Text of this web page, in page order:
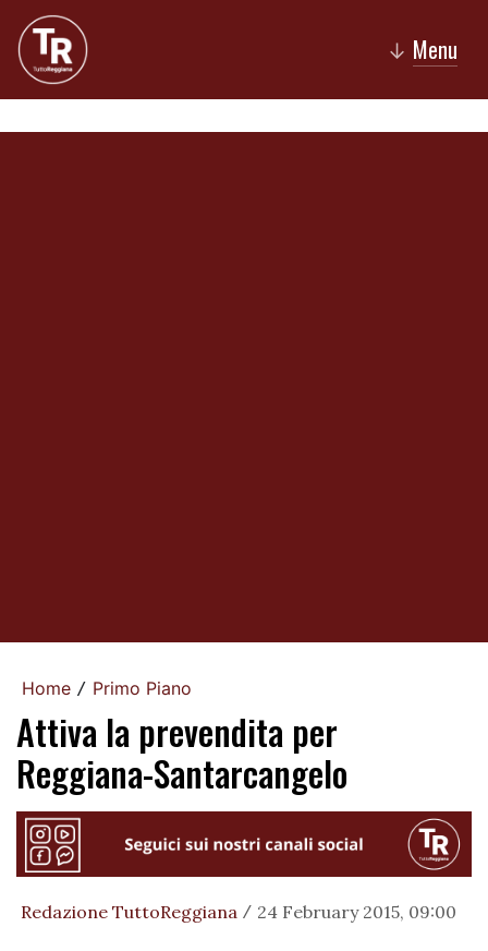
↓ Menu
Home / Primo Piano
Attiva la prevendita per
Reggiana-Santarcangelo
Redazione TuttoReggiana / 24 February 2015, 09:00